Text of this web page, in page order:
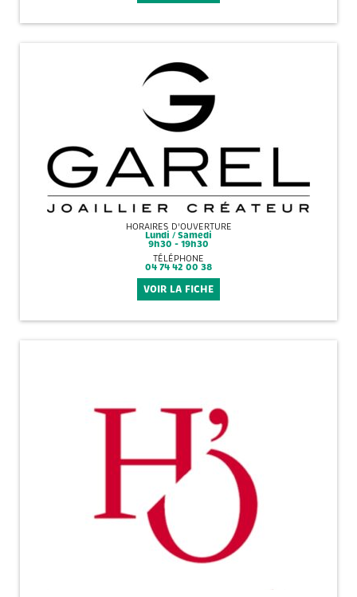
HORAIRES D'OUVERTURE
Lundi / Samedi
9h30 - 19h30
TÉLÉPHONE
04 74 42 00 38
VOIR LA FICHE